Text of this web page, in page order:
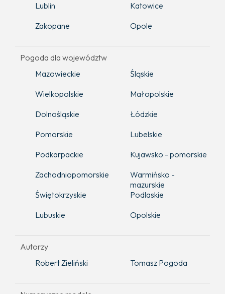
Lublin
Katowice
Zakopane
Opole
Pogoda dla województw
Mazowieckie
Śląskie
Wielkopolskie
Małopolskie
Dolnośląskie
Łódzkie
Pomorskie
Lubelskie
Podkarpackie
Kujawsko - pomorskie
Zachodniopomorskie
Warmińsko -
mazurskie
Świętokrzyskie
Podlaskie
Lubuskie
Opolskie
Autorzy
Robert Zieliński
Tomasz Pogoda